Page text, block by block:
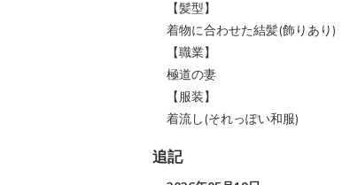
【髪型】
着物に合わせた結髪(飾りあり)
【職業】
極道の妻
【服装】
着流し(それっぽい和服)
追記